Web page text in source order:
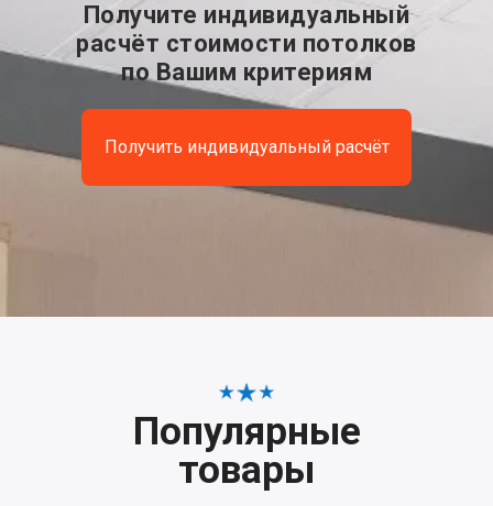
Получите индивидуальный
расчёт стоимости потолков
по Вашим критериям
Получить индивидуальный расчёт
Популярные
товары